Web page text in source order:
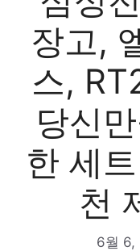
장고,
스,
당신
한 세
천
6월 6,